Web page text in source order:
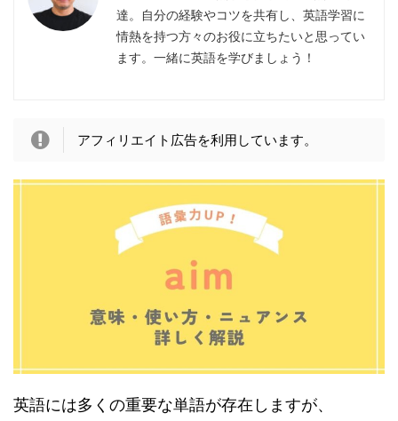
達。自分の経験やコツを共有し、英語学習に
情熱を持つ方々のお役に立ちたいと思ってい
ます。一緒に英語を学びましょう！
アフィリエイト広告を利用しています。
英語には多くの重要な単語が存在しますが、